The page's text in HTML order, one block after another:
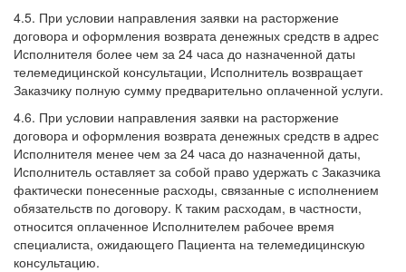
4.5. При условии направления заявки на расторжение
договора и оформления возврата денежных средств в адрес
Исполнителя более чем за 24 часа до назначенной даты
телемедицинской консультации, Исполнитель возвращает
Заказчику полную сумму предварительно оплаченной услуги.
4.6. При условии направления заявки на расторжение
договора и оформления возврата денежных средств в адрес
Исполнителя менее чем за 24 часа до назначенной даты,
Исполнитель оставляет за собой право удержать с Заказчика
фактически понесенные расходы, связанные с исполнением
обязательств по договору. К таким расходам, в частности,
относится оплаченное Исполнителем рабочее время
специалиста, ожидающего Пациента на телемедицинскую
консультацию.